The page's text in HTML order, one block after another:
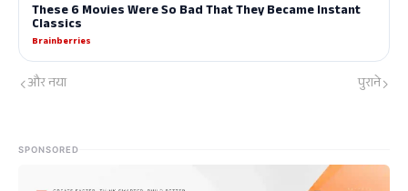
और नया पुराने
SPONSORED